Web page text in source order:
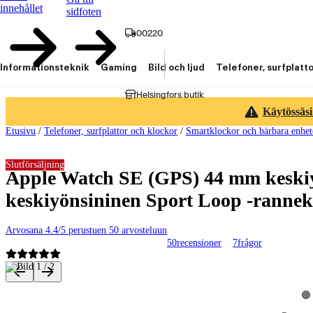
innehållet
sidfoten
00220
Helsingfors butik
Informationsteknik Gaming Bild och ljud Telefoner,
Etusivu / Telefoner, surfplattor och klockor / Smartklockor och bärbara
Apple Watch SE (GPS) 44 mm
keskiyönsininen Sport Loop -
Arvosana 4.4/5 perustuen 50 arvosteluun
50recensioner 7frågor
Slutförsäljning
Produktbilder och videor